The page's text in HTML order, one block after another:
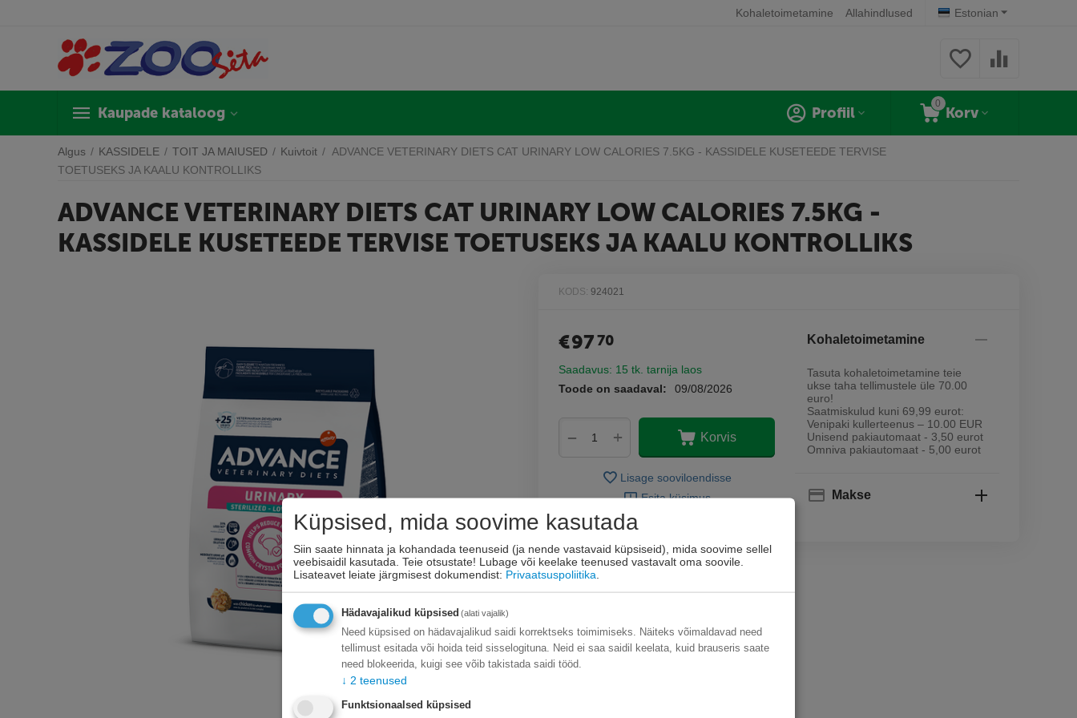
Estonian
Kohaletoimetamine Allahindlused
Kaupade kataloog
0
Korv
Profiil
Algus / KASSIDELE / TOIT JA MAIUSED / Kuivtoit / ADVANCE VETERINARY DIETS CAT URINARY LOW CALORIES 7.5KG - KASSIDELE KUSETEEDE TERVISE
TOETUSEKS JA KAALU KONTROLLIKS
ADVANCE VETERINARY DIETS CAT URINARY LOW CALORIES 7.5KG -
KASSIDELE KUSETEEDE TERVISE TOETUSEKS JA KAALU KONTROLLIKS
KODS: 924021
€9770
Saadavus: 15 tk. tarnija laos
Toode on saadaval:
09/08/2026
+
− Korvis
Lisage sooviloendisse
Esita küsimus
Kohaletoimetamine
Tasuta kohaletoimetamine teie
ukse taha tellimustele üle 70.00
euro!
Saatmiskulud kuni 69,99 eurot:
Venipaki kullerteenus – 10.00 EUR
Unisend pakiautomaat - 3,50 eurot
Omniva pakiautomaat - 5,00 eurot
Makse
Küpsised, mida soovime kasutada
Siin saate hinnata ja kohandada teenuseid (ja nende vastavaid küpsiseid), mida soovime sellel
veebisaidil kasutada. Teie otsustate! Lubage või keelake teenused vastavalt oma soovile.
Lisateavet leiate järgmisest dokumendist: Privaatsuspoliitika
Hädavajalikud küpsised (alati vajalik)
Need küpsised on hädavajalikud saidi korrektseks toimimiseks. Näiteks võimaldavad need
tellimust esitada või hoida teid sisselogituna. Neid ei saa saidil keelata, kuid brauseris saate
need blokeerida, kuigi see võib takistada saidi tööd.
↓ 2 teenused
Funktsionaalsed küpsised